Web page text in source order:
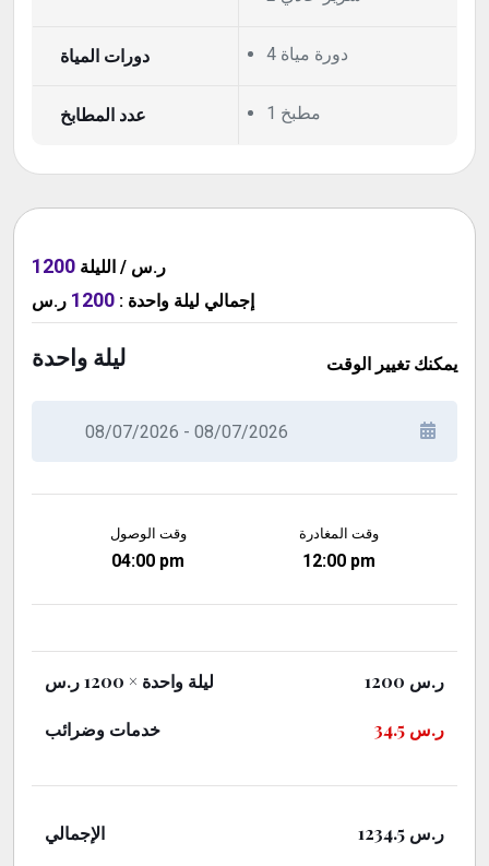
دورات المياة 4 دورة مياة
عدد المطابخ 1 مطبخ
1200 ر.س / الليلة
إجمالي ليلة واحدة :
1200 ر.س
ليلة واحدة يمكنك تغيير الوقت
وقت الوصول
04:00 pm
وقت المغادرة
12:00 pm
ليلة واحدة × 1200 ر.س 1200 ر.س
خدمات وضرائب 34.5 ر.س
الإجمالي 1234.5 ر.س